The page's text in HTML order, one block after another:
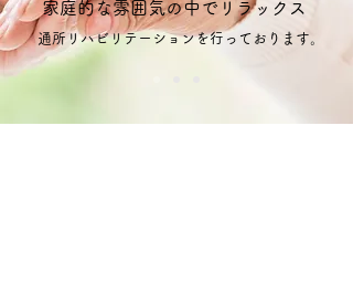
家庭的な雰囲気の中でリラックス
通所リハビリテーションを行っております。